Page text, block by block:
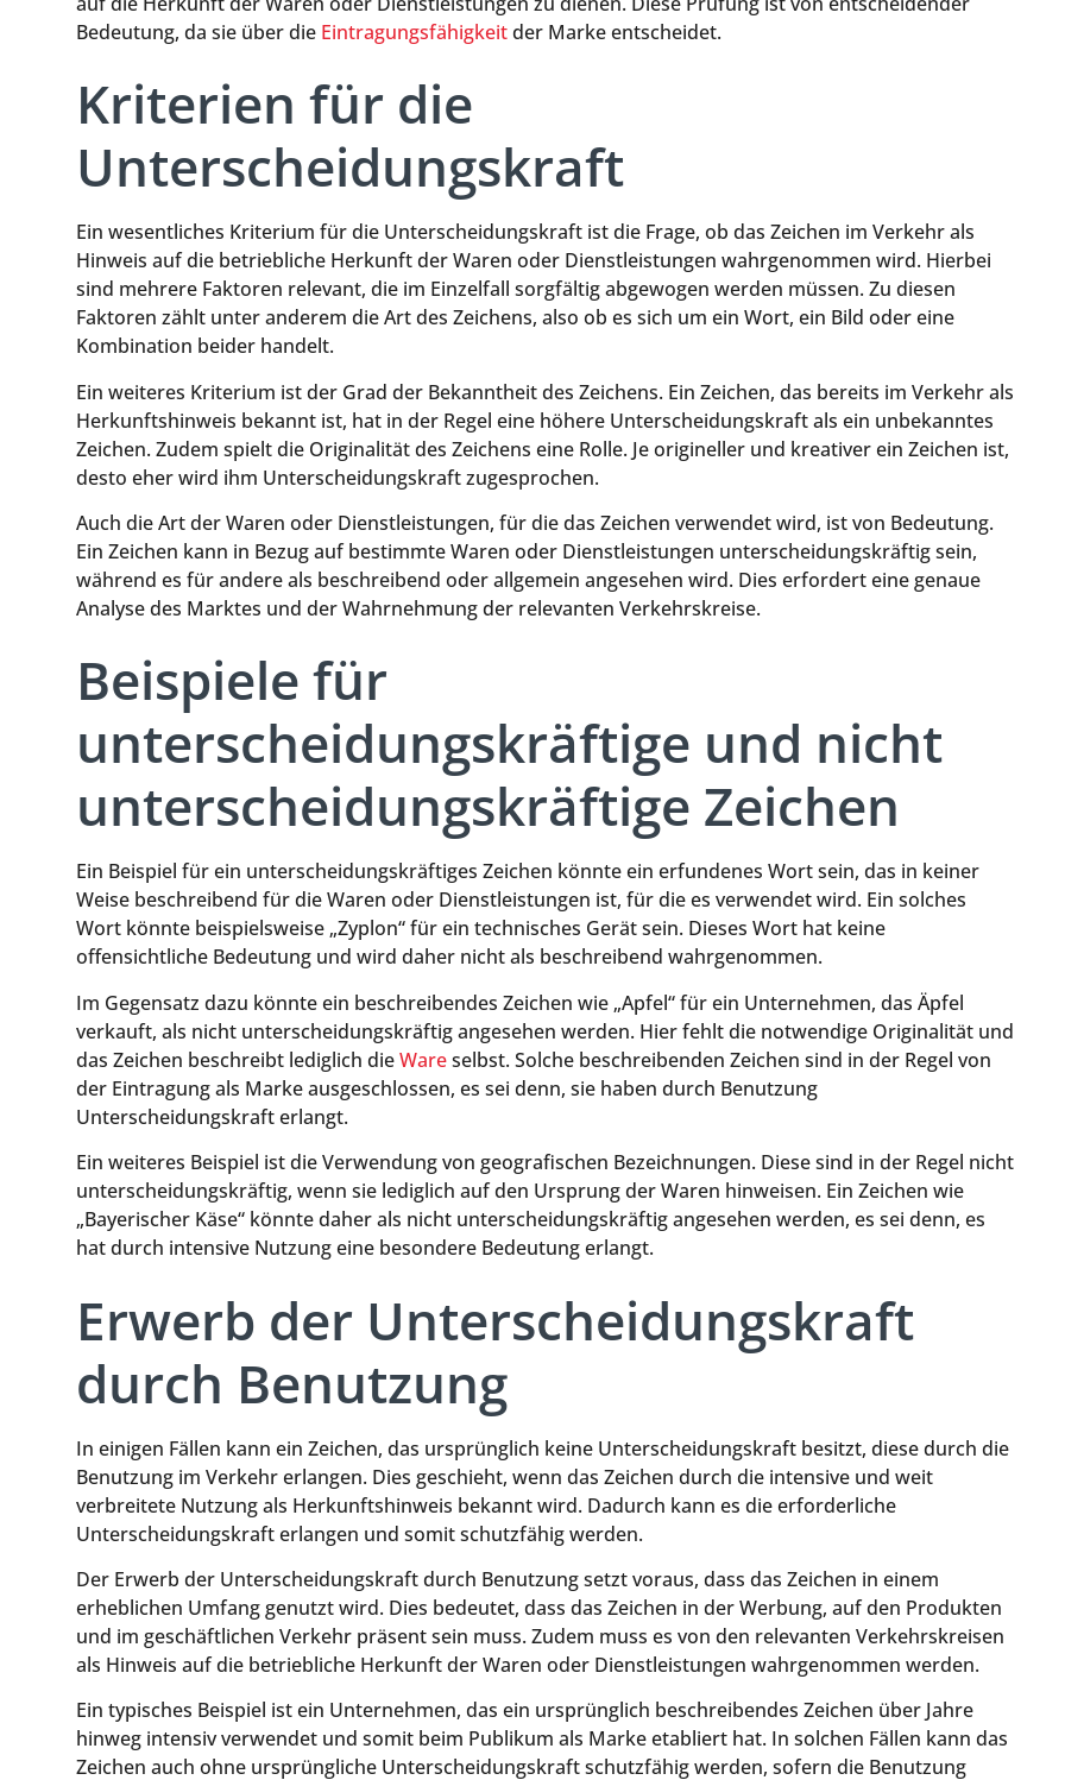
Bedeutung, da sie über die Eintragungsfähigkeitder Marke entscheidet.
Kriterien für die
Unterscheidungskraft
Ein wesentliches Kriterium für die Unterscheidungskraft ist die Frage, ob das Zeichen im Verkehr als
Hinweis auf die betriebliche Herkunft der Waren oder Dienstleistungen wahrgenommen wird. Hierbei
sind mehrere Faktoren relevant, die im Einzelfall sorgfältig abgewogen werden müssen. Zu diesen
Faktoren zählt unter anderem die Art des Zeichens, also ob es sich um ein Wort, ein Bild oder eine
Kombination beider handelt.
Ein weiteres Kriterium ist der Grad der Bekanntheit des Zeichens. Ein Zeichen, das bereits im Verkehr als
Herkunftshinweis bekannt ist, hat in der Regel eine höhere Unterscheidungskraft als ein unbekanntes
Zeichen. Zudem spielt die Originalität des Zeichens eine Rolle. Je origineller und kreativer ein Zeichen ist,
desto eher wird ihm Unterscheidungskraft zugesprochen.
Auch die Art der Waren oder Dienstleistungen, für die das Zeichen verwendet wird, ist von Bedeutung.
Ein Zeichen kann in Bezug auf bestimmte Waren oder Dienstleistungen unterscheidungskräftig sein,
während es für andere als beschreibend oder allgemein angesehen wird. Dies erfordert eine genaue
Analyse des Marktes und der Wahrnehmung der relevanten Verkehrskreise.
Beispiele für
unterscheidungskräftige und nicht
unterscheidungskräftige Zeichen
Ein Beispiel für ein unterscheidungskräftiges Zeichen könnte ein erfundenes Wort sein, das in keiner
Weise beschreibend für die Waren oder Dienstleistungen ist, für die es verwendet wird. Ein solches
Wort könnte beispielsweise „Zyplon“ für ein technisches Gerät sein. Dieses Wort hat keine
offensichtliche Bedeutung und wird daher nicht als beschreibend wahrgenommen.
Im Gegensatz dazu könnte ein beschreibendes Zeichen wie „Apfel“ für ein Unternehmen, das Äpfel
verkauft, als nicht unterscheidungskräftig angesehen werden. Hier fehlt die notwendige Originalität und
das Zeichen beschreibt lediglich dieWareselbst. Solche beschreibenden Zeichen sind in der Regel von
der Eintragung als Marke ausgeschlossen, es sei denn, sie haben durch Benutzung
Unterscheidungskraft erlangt.
Ein weiteres Beispiel ist die Verwendung von geografischen Bezeichnungen. Diese sind in der Regel nicht
unterscheidungskräftig, wenn sie lediglich auf den Ursprung der Waren hinweisen. Ein Zeichen wie
„Bayerischer Käse“ könnte daher als nicht unterscheidungskräftig angesehen werden, es sei denn, es
hat durch intensive Nutzung eine besondere Bedeutung erlangt.
Erwerb der Unterscheidungskraft
durch Benutzung
In einigen Fällen kann ein Zeichen, das ursprünglich keine Unterscheidungskraft besitzt, diese durch die
Benutzung im Verkehr erlangen. Dies geschieht, wenn das Zeichen durch die intensive und weit
verbreitete Nutzung als Herkunftshinweis bekannt wird. Dadurch kann es die erforderliche
Unterscheidungskraft erlangen und somit schutzfähig werden.
Der Erwerb der Unterscheidungskraft durch Benutzung setzt voraus, dass das Zeichen in einem
erheblichen Umfang genutzt wird. Dies bedeutet, dass das Zeichen in der Werbung, auf den Produkten
und im geschäftlichen Verkehr präsent sein muss. Zudem muss es von den relevanten Verkehrskreisen
als Hinweis auf die betriebliche Herkunft der Waren oder Dienstleistungen wahrgenommen werden.
Ein typisches Beispiel ist ein Unternehmen, das ein ursprünglich beschreibendes Zeichen über Jahre
hinweg intensiv verwendet und somit beim Publikum als Marke etabliert hat. In solchen Fällen kann das
Zeichen auch ohne ursprüngliche Unterscheidungskraft schutzfähig werden, sofern die Benutzung